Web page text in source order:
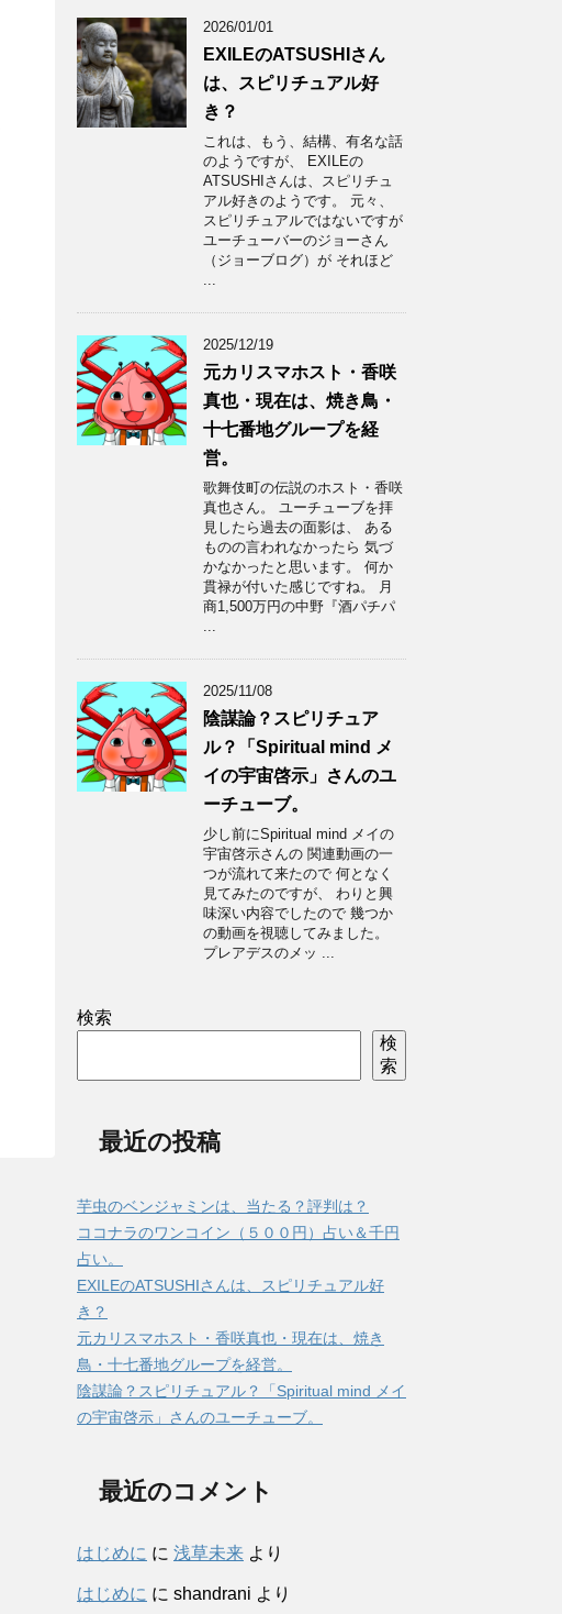
2026/01/01
EXILEのATSUSHIさん
は、スピリチュアル好
き？
これは、もう、結構、有名な話
のようですが、 EXILEの
ATSUSHIさんは、スピリチュ
アル好きのようです。 元々、
スピリチュアルではないですが
ユーチューバーのジョーさん
（ジョーブログ）が それほど
...
2025/12/19
元カリスマホスト・香咲
真也・現在は、焼き鳥・
十七番地グループを経
営。
歌舞伎町の伝説のホスト・香咲
真也さん。 ユーチューブを拝
見したら過去の面影は、 ある
ものの言われなかったら 気づ
かなかったと思います。 何か
貫禄が付いた感じですね。 月
商1,500万円の中野『酒パチパ
...
2025/11/08
陰謀論？スピリチュア
ル？「Spiritual mind メ
イの宇宙啓示」さんのユ
ーチューブ。
少し前にSpiritual mind メイの
宇宙啓示さんの 関連動画の一
つが流れて来たので 何となく
見てみたのですが、 わりと興
味深い内容でしたので 幾つか
の動画を視聴してみました。
プレアデスのメッ ...
検索
検
索
最近の投稿
芋虫のベンジャミンは、当たる？評判は？
ココナラのワンコイン（５００円）占い＆千円
占い。
EXILEのATSUSHIさんは、スピリチュアル好
き？
元カリスマホスト・香咲真也・現在は、焼き
鳥・十七番地グループを経営。
陰謀論？スピリチュアル？「Spiritual mind メイ
の宇宙啓示」さんのユーチューブ。
最近のコメント
はじめに に 浅草未来 より
はじめに に shandrani より